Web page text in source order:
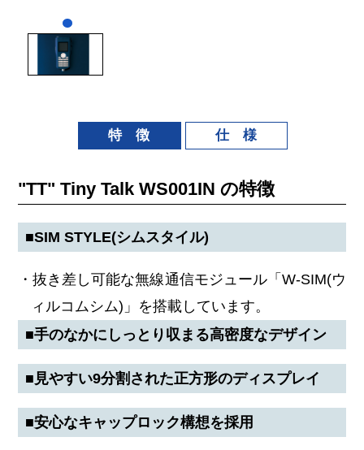
特 徴 仕 様
"TT" Tiny Talk WS001IN の特徴
■SIM STYLE(シムスタイル)
・抜き差し可能な無線通信モジュール「W-SIM(ウ
ィルコムシム)」を搭載しています。
■手のなかにしっとり収まる高密度なデザイン
■見やすい9分割された正方形のディスプレイ
■安心なキャップロック構想を採用